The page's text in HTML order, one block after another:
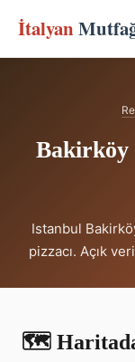
İtalyan
Bakirköy
Istanbul
pizzacı. Açık
🗺️